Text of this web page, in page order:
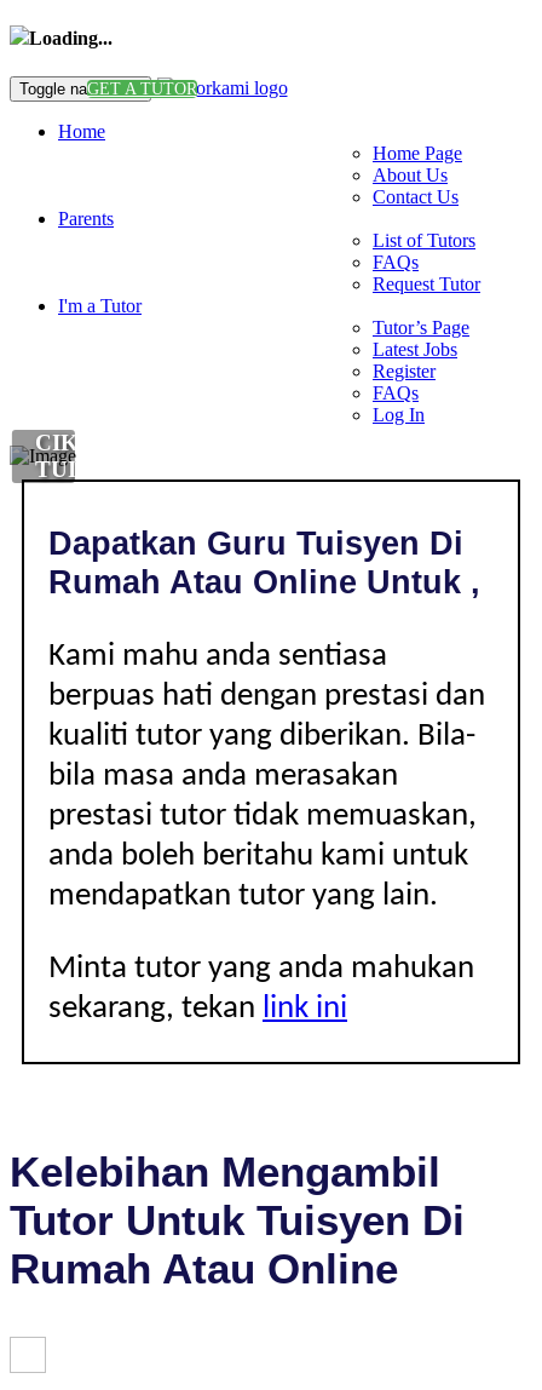
Loading...
Toggle navigationGET A TUTOR
Home
Home Page
About Us
Contact Us
Parents
List of Tutors
FAQs
Request Tutor
I'm a Tutor
Tutor’s Page
Latest Jobs
Register
FAQs
Log In
CIKGU
TUISYEN
Dapatkan Guru Tuisyen Di
Rumah Atau Online Untuk ,
Kami mahu anda sentiasa
berpuas hati dengan prestasi dan
kualiti tutor yang diberikan. Bila-
bila masa anda merasakan
prestasi tutor tidak memuaskan,
anda boleh beritahu kami untuk
mendapatkan tutor yang lain.
Minta tutor yang anda mahukan
sekarang, tekan link ini
Kelebihan Mengambil
Tutor Untuk Tuisyen Di
Rumah Atau Online